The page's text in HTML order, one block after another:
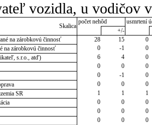
vozidla, u vodičov
Skalica
počet nehôd
usmrtení
+/-
na zárobkovú činnosť
28 15
0
na zárobkovú činnosť
0 -1
0
s.r.o., atď)
6 4
0
0 0
0
0 -1
0
0 0
0
SR
1 1
1
0 0
0
0 0
0
0 0
0